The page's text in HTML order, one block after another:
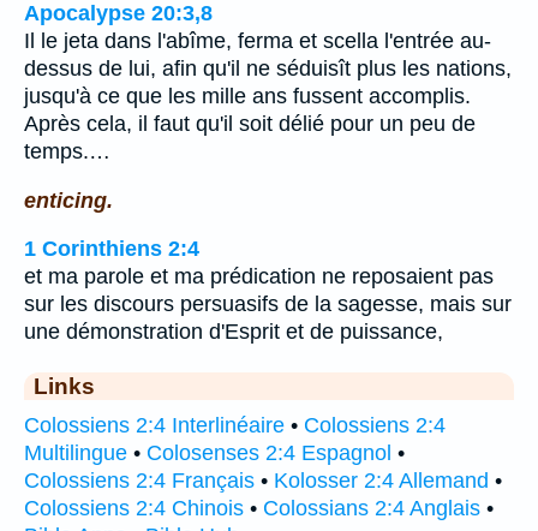
Apocalypse 20:3,8
Il le jeta dans l'abîme, ferma et scella l'entrée au-
dessus de lui, afin qu'il ne séduisît plus les nations,
jusqu'à ce que les mille ans fussent accomplis.
Après cela, il faut qu'il soit délié pour un peu de
temps.…
enticing.
1 Corinthiens 2:4
et ma parole et ma prédication ne reposaient pas
sur les discours persuasifs de la sagesse, mais sur
une démonstration d'Esprit et de puissance,
Links
Colossiens 2:4 Interlinéaire • Colossiens 2:4
Multilingue • Colosenses 2:4 Espagnol •
Colossiens 2:4 Français • Kolosser 2:4 Allemand •
Colossiens 2:4 Chinois • Colossians 2:4 Anglais •